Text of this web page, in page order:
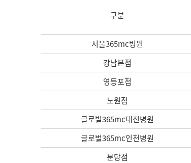
구분
서울365mc병원
강남본점
영등포점
노원점
글로벌365mc대전병원
글로벌365mc인천병원
분당점